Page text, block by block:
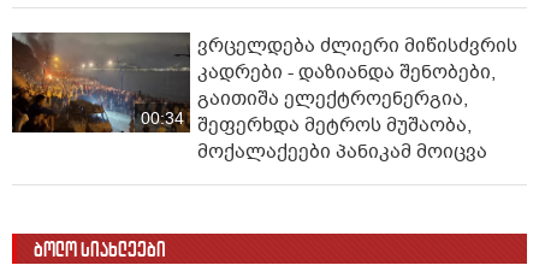
00:34
ვრცელდება ძლიერი მიწისძვრის
კადრები - დაზიანდა შენობები,
გაითიშა ელექტროენერგია,
შეფერხდა მეტროს მუშაობა,
მოქალაქეები პანიკამ მოიცვა
ბოლო სიახლეები